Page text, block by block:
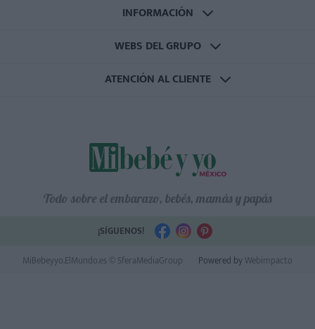
INFORMACIÓN
WEBS DEL GRUPO
ATENCIÓN AL CLIENTE
Todo sobre el embarazo, bebés, mamás y papás
¡SÍGUENOS!
MiBebeyyo.ElMundo.es © SferaMediaGroup
Powered byWebimpacto